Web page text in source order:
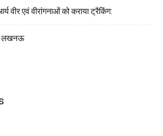
वीर एवं वीरांगनाओं को कराया ट्रैकिंग:
लखनऊ